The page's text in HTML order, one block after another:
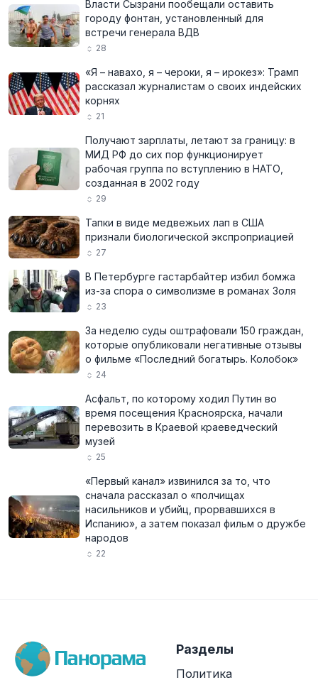
Власти Сызрани пообещали оставить
городу фонтан, установленный для
встречи генерала ВДВ
28
«Я – навахо, я – чероки, я – ирокез»: Трамп
рассказал журналистам о своих индейских
корнях
21
Получают зарплаты, летают за границу: в
МИД РФ до сих пор функционирует
рабочая группа по вступлению в НАТО,
созданная в 2002 году
29
Тапки в виде медвежьих лап в США
признали биологической экспроприацией
27
В Петербурге гастарбайтер избил бомжа
из-за спора о символизме в романах Золя
23
За неделю суды оштрафовали 150 граждан,
которые опубликовали негативные отзывы
о фильме «Последний богатырь. Колобок»
24
Асфальт, по которому ходил Путин во
время посещения Красноярска, начали
перевозить в Краевой краеведческий
музей
25
«Первый канал» извинился за то, что
сначала рассказал о «полчищах
насильников и убийц, прорвавшихся в
Испанию», а затем показал фильм о дружбе
народов
22
Разделы
Политика